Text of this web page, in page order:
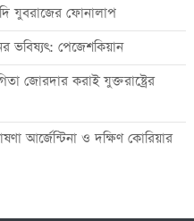
যুবরাজের ফোনালাপ
ভবিষ্যৎ: পেজেশকিয়ান
জোরদার করাই যুক্তরাষ্ট্রের
আর্জেন্টিনা ও দক্ষিণ কোরিয়ার